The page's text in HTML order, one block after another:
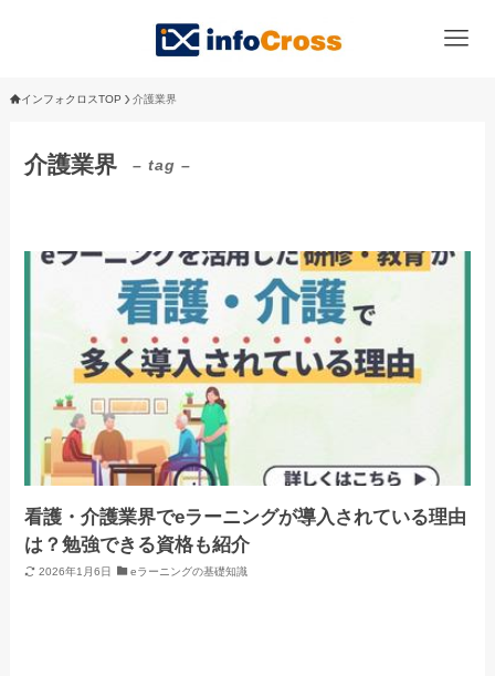
インフォクロスTOP 介護業界
介護業界 – tag –
看護・介護業界でeラーニングが導入されている理由
は？勉強できる資格も紹介
2026年1月6日 eラーニングの基礎知識